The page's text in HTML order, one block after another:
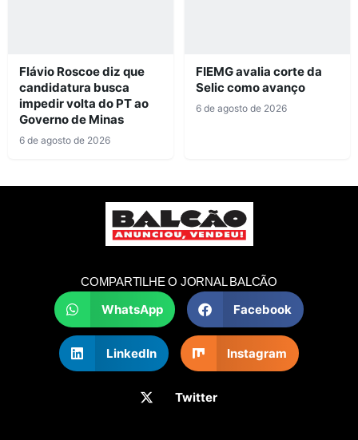
Flávio Roscoe diz que
candidatura busca
impedir volta do PT ao
Governo de Minas
6 de agosto de 2026
FIEMG avalia corte da
Selic como avanço
6 de agosto de 2026
COMPARTILHE O JORNAL BALCÃO
WhatsApp Facebook
LinkedIn Instagram
Twitter